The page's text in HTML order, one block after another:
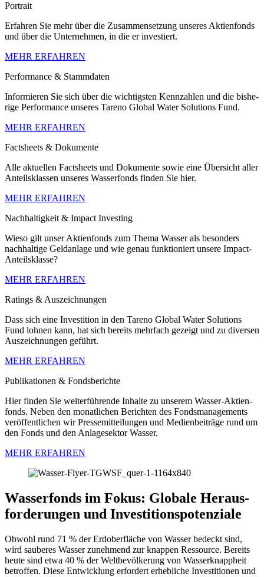
Portrait
Erfahren Sie mehr über die Zusam­men­set­zung unseres Aktien­fonds
und über die Unter­nehmen, in die er investiert.
MEHR ERFAHREN
Perfor­mance & Stamm­daten
Infor­mieren Sie sich über die wichtig­sten Kennzahlen und die bishe­
rige Perfor­mance unseres Tareno Global Water Solutions Fund.
MEHR ERFAHREN
Facts­heets & Dokumente
Alle aktuellen Facts­heets und Dokumente sowie eine Übersicht aller
Anteils­klassen unseres Wasser­fonds finden Sie hier.
MEHR ERFAHREN
Nachhal­tig­keit & Impact Investing
Wieso gilt unser Aktien­fonds zum Thema Wasser als beson­ders
nachhal­tige Geldan­lage und wie genau funktio­niert unsere Impact-
Anteils­klasse?
MEHR ERFAHREN
Ratings & Auszeich­nungen
Dass sich eine Investi­tion in den Tareno Global Water Solutions
Fund lohnen kann, hat sich bereits mehrfach gezeigt und zu diversen
Auszeich­nungen geführt.
MEHR ERFAHREN
Publi­ka­tionen & Fonds­be­richte
Hier finden Sie weiter­füh­rende Inhalte zu unserem Wasser-Aktien­
fonds. Neben den monat­li­chen Berichten des Fonds­ma­nage­ments
veröf­fent­li­chen wir Presse­mit­tei­lungen und Medien­bei­träge rund um
den Fonds und den Anlage­sektor Wasser.
MEHR ERFAHREN
Wasser­fonds im Fokus: Globale Heraus­
for­de­rungen und Investi­ti­ons­po­ten­ziale
Obwohl rund 71 % der Erdober­fläche von Wasser bedeckt sind,
wird sauberes Wasser zuneh­mend zur knappen Ressource. Bereits
heute sind etwa 40 % der Weltbe­völ­ke­rung von Wasser­knapp­heit
betroffen. Diese Entwick­lung erfor­dert erheb­liche Investi­tionen und